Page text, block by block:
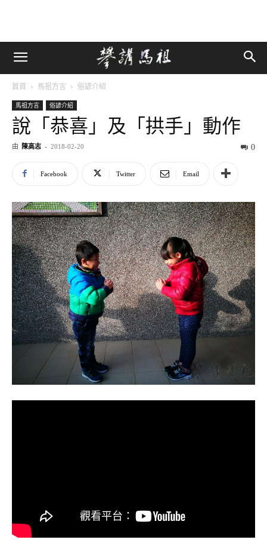
首頁 馬祖方言 俗諺介紹
馬祖方言 俗諺介紹
說「恭喜」及「拱手」動作
由 陳高志 - 2018-02-20 0
Facebook Twitter Email